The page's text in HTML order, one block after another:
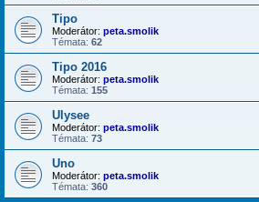
Tipo
Moderátor: peta.smolik
Témata: 62
Tipo 2016
Moderátor: peta.smolik
Témata: 155
Ulysee
Moderátor: peta.smolik
Témata: 73
Uno
Moderátor: peta.smolik
Témata: 360